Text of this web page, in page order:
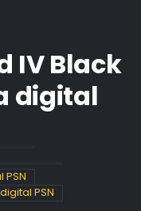
IV Black
digital
PSN